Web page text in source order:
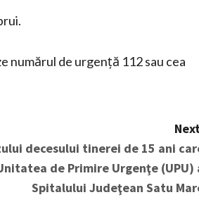
numărul de urgență 112 sau cea
decesului tinerei de 15 ani
de Primire Urgenţe (UPU)
Spitalului Judeţean Satu